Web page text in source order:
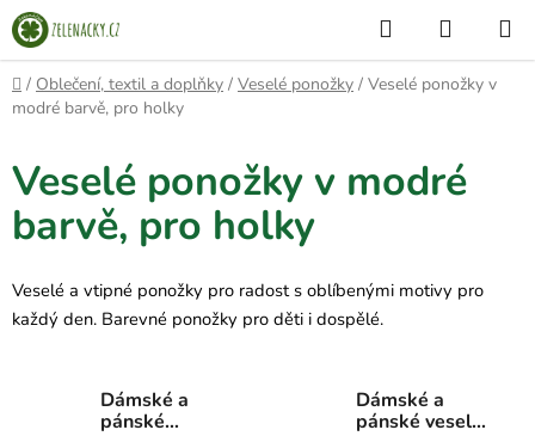
Přejít
na
obsah
Hledat
KOŠÍK
Domů
/ Oblečení, textil a doplňky / Veselé ponožky / Veselé ponožky v
modré barvě, pro holky
Veselé ponožky v modré
barvě, pro holky
Veselé a vtipné ponožky pro radost s oblíbenými motivy pro
každý den. Barevné ponožky pro děti i dospělé.
Dámské a
pánské
Dámské a
pánské veselé